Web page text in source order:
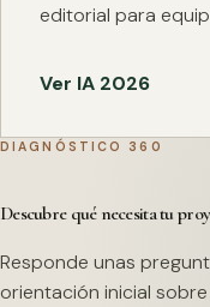
editorial para
Ver IA 2026
DIAGNÓSTICO 360
Descubre qué necesita tu
Responde unas
orientación inicial